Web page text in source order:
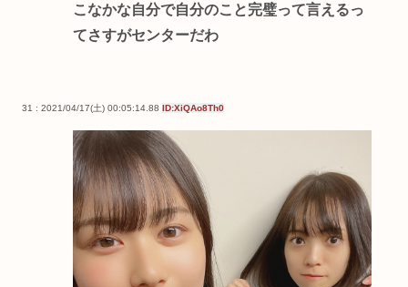
こなかな自分で自分のこと完璧って言えるっ
てさすがセンターだわ
31 : 2021/04/17(土) 00:05:14.88 ID:XiQAo8Th0